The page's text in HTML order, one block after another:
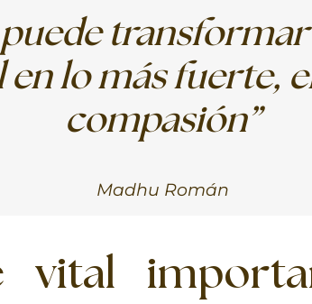
puede
lo más fuerte,
compasión”
Madhu Román
vital